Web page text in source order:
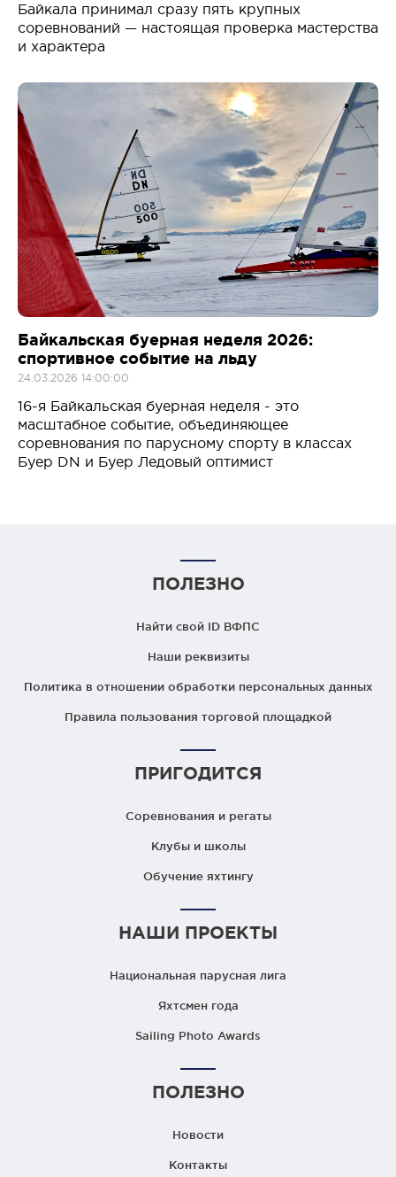
Байкала принимал сразу пять крупных
соревнований — настоящая проверка мастерства
и характера
Байкальская буерная неделя 2026:
спортивное событие на льду
24.03.2026 14:00:00
16-я Байкальская буерная неделя - это
масштабное событие, объединяющее
соревнования по парусному спорту в классах
Буер DN и Буер Ледовый оптимист
ПОЛЕЗНО
Найти свой ID ВФПС
Наши реквизиты
Политика в отношении обработки персональных данных
Правила пользования торговой площадкой
ПРИГОДИТСЯ
Соревнования и регаты
Клубы и школы
Обучение яхтингу
НАШИ ПРОЕКТЫ
Национальная парусная лига
Яхтсмен года
Sailing Photo Awards
ПОЛЕЗНО
Новости
Контакты